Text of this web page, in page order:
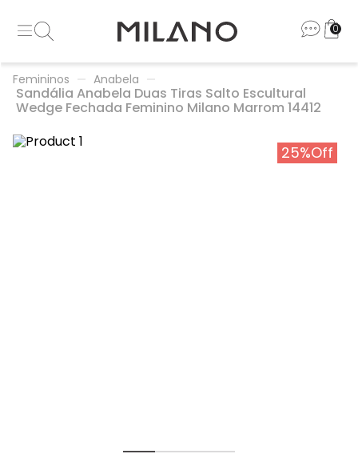
0
Femininos Anabela
Sandália Anabela Duas Tiras Salto Escultural
Wedge Fechada Feminino Milano Marrom 14412
25%Off